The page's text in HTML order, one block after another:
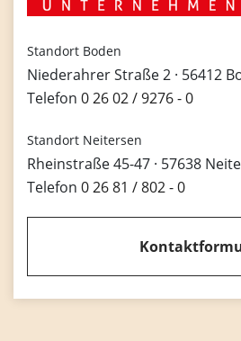
Standort Boden
Niederahrer Straße 2 · 56412
Telefon 0 26 02 / 9276 - 0
Standort Neitersen
Rheinstraße 45-47 · 57638
Telefon 0 26 81 / 802 - 0